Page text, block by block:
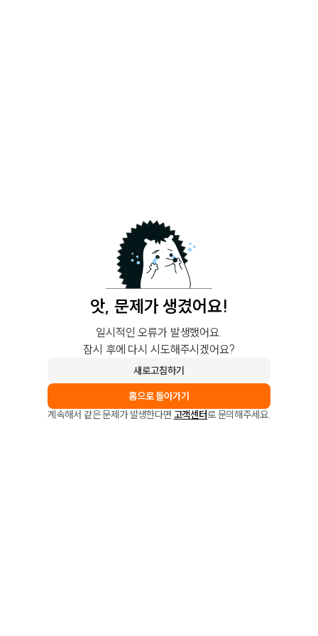
앗, 문제가 생겼어요!
일시적인 오류가 발생했어요.
잠시 후에 다시 시도해주시겠어요?
새로고침하기
홈으로 돌아가기
계속해서 같은 문제가 발생한다면 고객센터로 문의해주세요.